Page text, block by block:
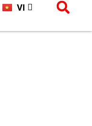
VI
CN